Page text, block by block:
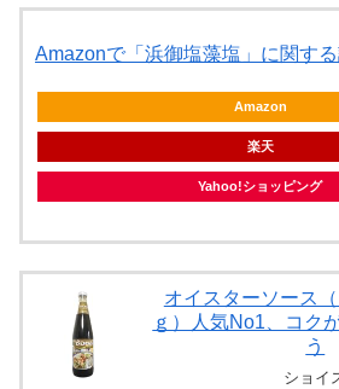
Amazonで「浜御塩藻塩」に関す
Amazon
楽天
Yahoo!ショッピング
オイスターソース
ｇ）人気No1、コク
う
ショイ